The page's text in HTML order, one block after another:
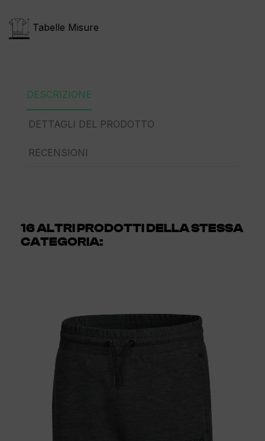
Tabelle Misure
DESCRIZIONE
DETTAGLI DEL PRODOTTO
RECENSIONI
16 ALTRI PRODOTTI DELLA STESSA
CATEGORIA: